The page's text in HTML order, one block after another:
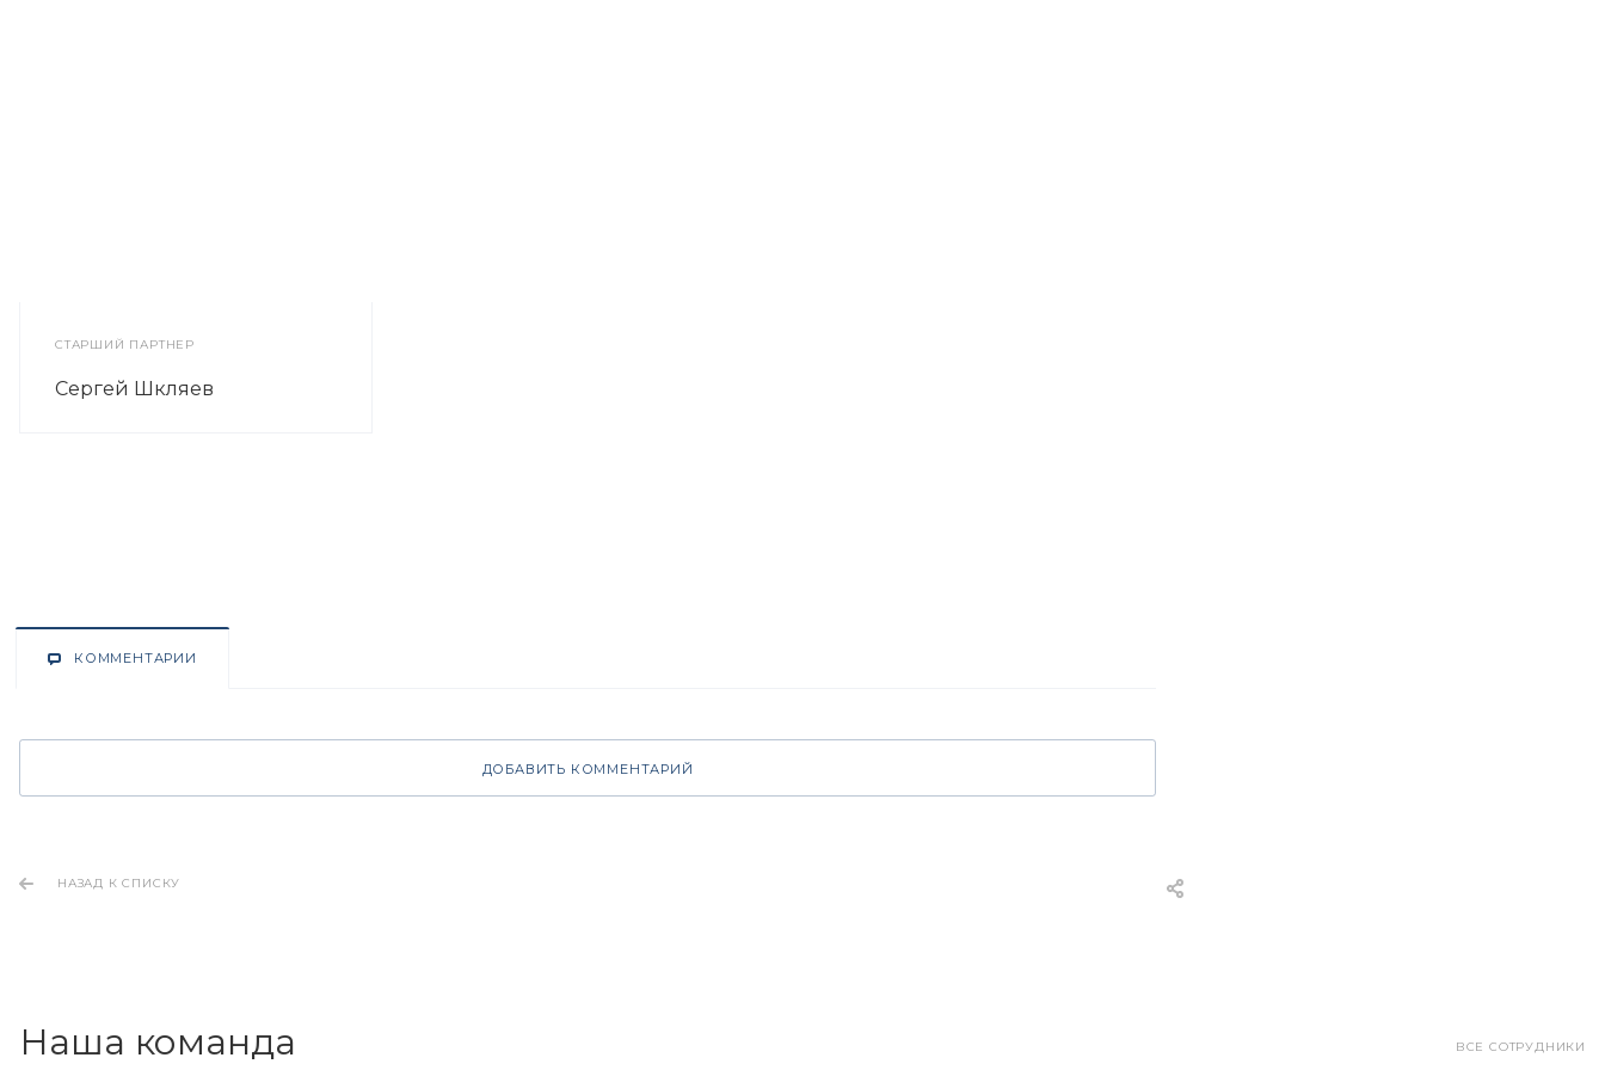
СТАРШИЙ ПАРТНЕР
Сергей Шкляев
КОММЕНТАРИИ
ДОБАВИТЬ КОММЕНТАРИЙ
НАЗАД К СПИСКУ
ВСЕ СОТРУДНИКИ
Наша команда